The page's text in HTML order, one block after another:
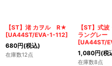
【ST】渚 カヲル R★
[UA44ST/EVA-1-112]
680円(税込)
在庫数12点
【ST】式波
ラングレ
[UA44ST/
1,080円(税
在庫数8点